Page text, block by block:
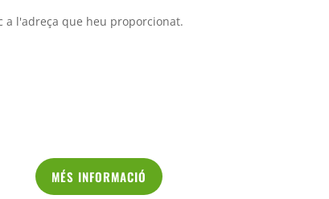
a l'adreça que heu proporcionat.
MÉS INFORMACIÓ